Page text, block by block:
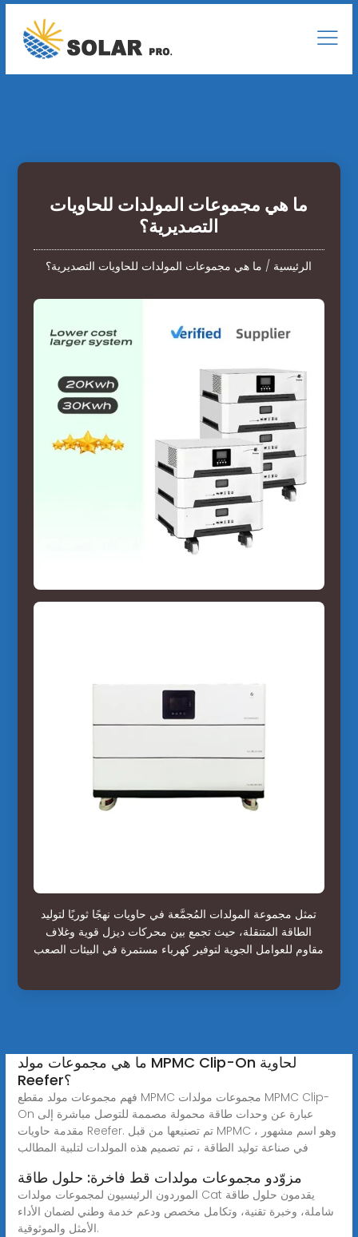
ما هي مجموعات المولدات للحاويات
التصديرية؟
الرئيسية / ما هي مجموعات المولدات للحاويات التصديرية؟
تمثل مجموعة المولدات المُجمَّعة في حاويات نهجًا ثوريًا لتوليد
الطاقة المتنقلة، حيث تجمع بين محركات ديزل قوية وغلاف
مقاوم للعوامل الجوية لتوفير كهرباء مستمرة في البيئات الصعب
ما هي مجموعات مولد MPMC Clip-On لحاوية
Reefer؟
فهم مجموعات مولد مقطع MPMC مجموعات مولدات MPMC Clip-
On عبارة عن وحدات طاقة محمولة مصممة للتوصل مباشرة إلى
مقدمة حاويات Reefer. تم تصنيعها من قبل MPMC ، وهو اسم مشهور
في صناعة توليد الطاقة ، تم تصميم هذه المولدات لتلبية المطالب
مزوّدو مجموعات مولدات قط فاخرة: حلول طاقة
الموردون الرئيسيون لمجموعات مولدات Cat يقدمون حلول طاقة
شاملة، وخبرة تقنية، وتكامل مخصص ودعم خدمة وطني لضمان الأداء
الأمثل والموثوقية.